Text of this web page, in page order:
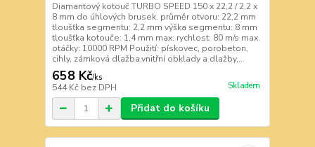
Diamantový kotouč TURBO SPEED 150 x 22,2 / 2,2 x
8 mm do úhlových brusek. průměr otvoru: 22,2 mm
tloušťka segmentu: 2,2 mm výška segmentu: 8 mm
tloušťka kotouče: 1,4 mm max. rychlost: 80 m/s max.
otáčky: 10000 RPM Použití: pískovec, porobeton,
cihly, zámková dlažba,vnitřní obklady a dlažby,...
658 Kč/ks
544 Kč bez DPH Skladem
Přidat do košíku